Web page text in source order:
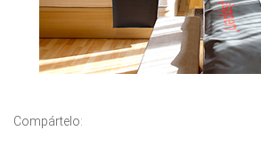
Compártelo: